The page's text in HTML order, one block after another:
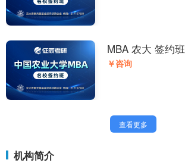
MBA 农大 签约班
￥咨询
查看更多
机构简介